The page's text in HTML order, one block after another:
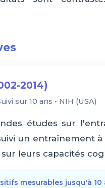
2014)
sur 10 ans • NIH (USA)
études sur
un entraînement
leurs capacités
mesurables jusqu'à